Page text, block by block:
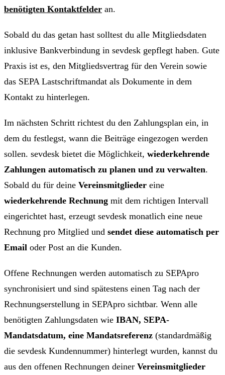
benötigten Kontaktfelder an.
Sobald du das getan hast solltest du alle Mitgliedsdaten
inklusive Bankverbindung in sevdesk gepflegt haben. Gute
Praxis ist es, den Mitgliedsvertrag für den Verein sowie
das SEPA Lastschriftmandat als Dokumente in dem
Kontakt zu hinterlegen.
Im nächsten Schritt richtest du den Zahlungsplan ein, in
dem du festlegst, wann die Beiträge eingezogen werden
sollen. sevdesk bietet die Möglichkeit, wiederkehrende
Zahlungen automatisch zu planen und zu verwalten.
Sobald du für deine Vereinsmitglieder eine
wiederkehrende Rechnung mit dem richtigen Intervall
eingerichtet hast, erzeugt sevdesk monatlich eine neue
Rechnung pro Mitglied und sendet diese automatisch per
Email oder Post an die Kunden.
Offene Rechnungen werden automatisch zu SEPApro
synchronisiert und sind spätestens einen Tag nach der
Rechnungserstellung in SEPApro sichtbar. Wenn alle
benötigten Zahlungsdaten wie IBAN, SEPA-
Mandatsdatum, eine Mandatsreferenz (standardmäßig
die sevdesk Kundennummer) hinterlegt wurden, kannst du
aus den offenen Rechnungen deiner Vereinsmitglieder